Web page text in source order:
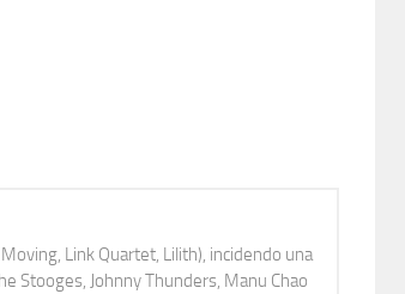
Link Quartet, Lilith), incidendo una
Stooges, Johnny Thunders, Manu Chao